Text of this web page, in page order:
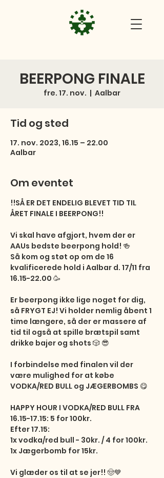
BEERPONG FINALE
fre. 17. nov.
  |
Aalbar
Tid og sted
17. nov. 2023, 16.15 – 22.00
Aalbar
Om eventet
!!SÅ ER DET ENDELIG BLEVET TID TIL
ÅRET FINALE I BEERPONG!!
Vi skal have afgjort, hvem der er
AAUs bedste beerpong hold! 🍻
Så kom og støt op om de 16
kvalificerede hold i Aalbar d. 17/11 fra
16.15-22.00 🥳
Er beerpong ikke lige noget for dig,
så FRYGT EJ! Vi holder nemlig åbent 1
time længere, så der er massere af
tid til også at spille brætspil samt
drikke bajer og shots 🎲 😎
I forbindelse med finalen vil der
være mulighed for at købe
VODKA/RED BULL og JÆGERBOMBS 😋
HAPPY HOUR I VODKA/RED BULL FRA
16.15-17.15: 5 for 100kr.
Efter 17.15:
1x vodka/red bull - 30kr. / 4 for 100kr.
1x Jægerbomb for 15kr.
Vi glæder os til at se jer!! 🤠💙